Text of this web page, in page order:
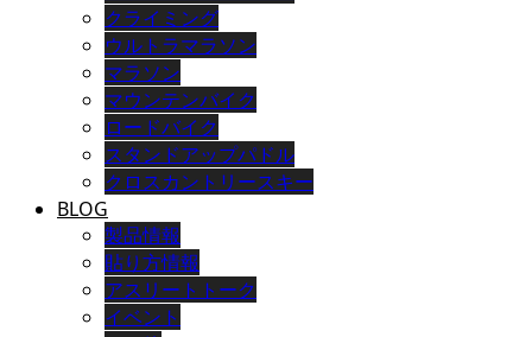
クライミング
ウルトラマラソン
マラソン
マウンテンバイク
ロードバイク
スタンドアップパドル
クロスカントリースキー
BLOG
製品情報
貼り方情報
アスリートトーク
イベント